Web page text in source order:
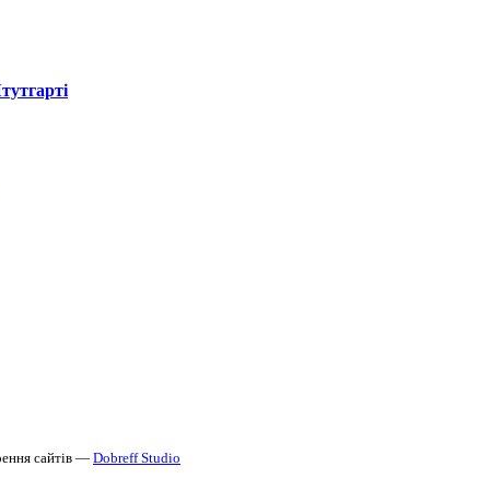
сайтів — Dobreff Studio